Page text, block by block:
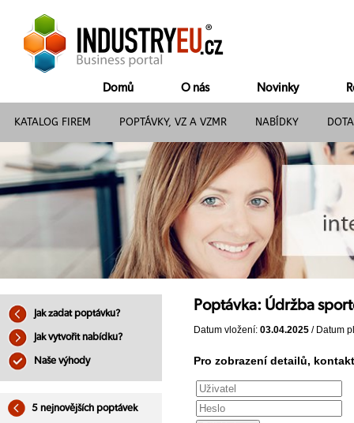
Domů O nás Novinky
KATALOG FIREM POPTÁVKY, VZ A VZMR NABÍDKY
Jak zadat poptávku?
Jak vytvořit nabídku?
Naše výhody
5 nejnovějších poptávek
Poptávka: Údržba
Datum vložení: 03.04.2025 / Datum
Pro zobrazení detailů,